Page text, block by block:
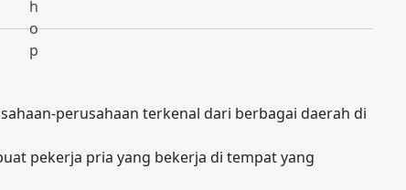
perusahaan terkenal dari berbagai daerah di
pekerja pria yang bekerja di tempat yang